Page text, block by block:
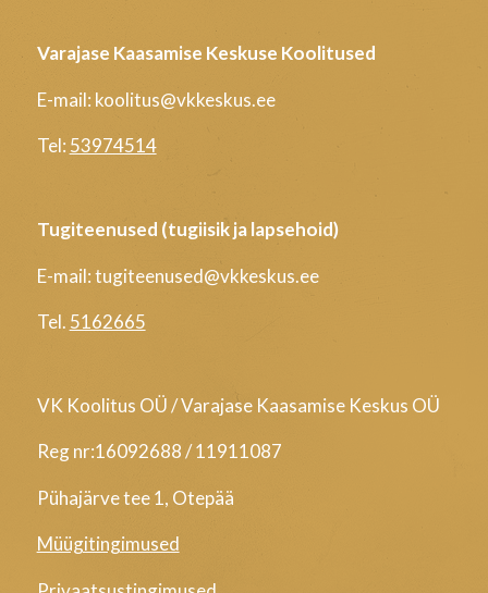
Varajase Kaasamise Keskuse Koolitused
E-mail: koolitus@vkkeskus.ee
Tel: 53974514
Tugiteenused (tugiisik ja lapsehoid)
E-mail: tugiteenused@vkkeskus.ee
Tel. 5162665
VK Koolitus OÜ / Varajase Kaasamise Keskus OÜ
Reg nr:16092688 / 11911087
Pühajärve tee 1, Otepää
Müügitingimused